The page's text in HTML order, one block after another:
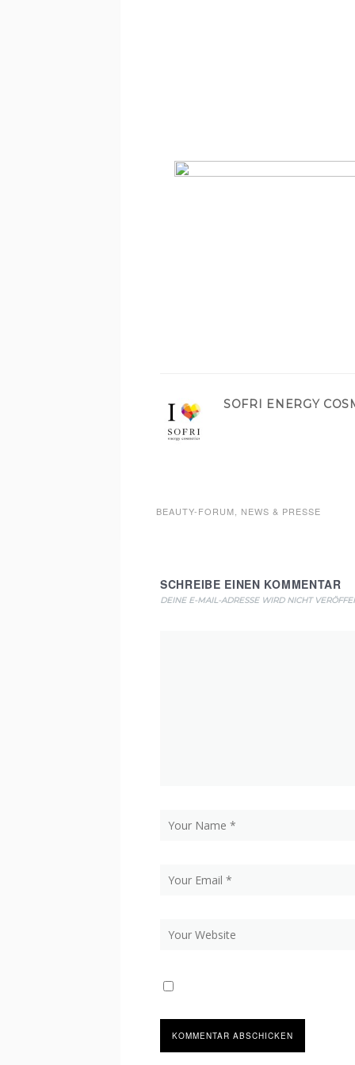
SOFRI ENERGY
BEAUTY-FORUM NEWS & PRESSE
SCHREIBE EINEN KOMMENTAR
DEINE E-MAIL-ADRESSE WIRD NICHT